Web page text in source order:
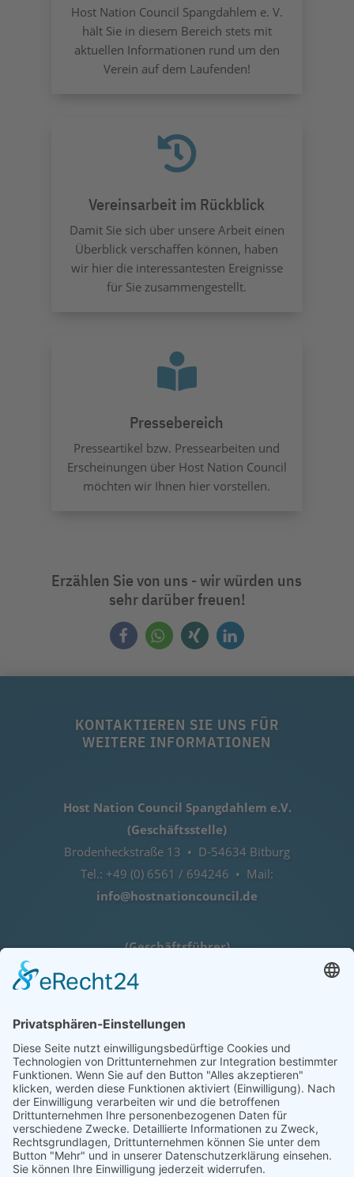
Host Nation Council Spangdahlem e. V.
hält Sie in diesem Bereich stets mit
aktuellen Informationen rund um den
Verein auf dem Laufenden!

Vereinsarbeit im Rückblick
Damit Sie sich über unsere Arbeit einen
Überblick verschaffen können, haben
wir hier die interessantesten Ereignisse
für Sie zusammengestellt.

Pressebereich
Presseartikel bzw. Pressearbeiten und
Erscheinungen über Host Nation Council
möchten wir Ihnen hier vorstellen.
Erzählen Sie von uns - wir würden uns
sehr darüber freuen!
KONTAKTIEREN SIE UNS FÜR
WEITERE INFORMATIONEN
Host Nation Council Spangdahlem e.V.
(Geschäftsstelle)
Brodenheckstraße 13 • D-54634 Bitburg
Tel.: +49 (0) 6561 / 694246 • Mail:
info@hostnationcouncil.de
(Geschäftsführer)
Lothar Herres • D-54516 Binsfeld
Tel.: +49 (0) 172 / 6842635
Öffnungszeiten
nach telefonischer Vereinbarung